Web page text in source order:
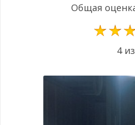
Общая
4